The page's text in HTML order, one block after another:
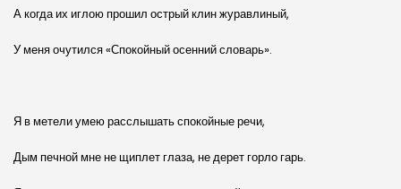
А когда их иглою прошил острый клин журавлиный,
У меня очутился «Спокойный осенний словарь».
Я в метели умею расслышать спокойные речи,
Дым печной мне не щиплет глаза, не дерет горло гарь.